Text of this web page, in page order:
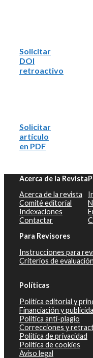
Solicitar
DOI
retroactivo
Solicitar
artículo
en PDF
Acerca de la Revista
Acerca de la revista
Comité editorial
Indexaciones
Contactar
Para Revisores
Instrucciones para
Criterios de evaluación
Políticas
Política editorial y
Financiación y
Política anti-plagio
Correcciones y
Política de privacidad
Política de cookies
Aviso legal